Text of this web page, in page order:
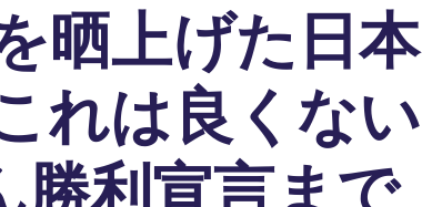
晒上げた日本
れは良くない
利宣言まで